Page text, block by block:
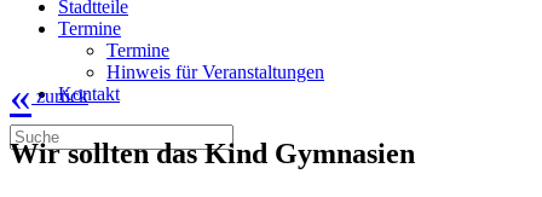
Stadtteile
Termine
Termine
Hinweis für Veranstaltungen
Kontakt
« zurück
Wir sollten das Kind Gymnasien